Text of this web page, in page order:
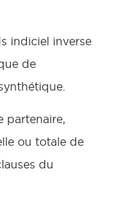
indiciel inverse
de
partenaire,
ou totale de
du